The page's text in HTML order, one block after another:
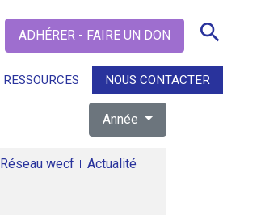
ADHÉRER - FAIRE UN DON search
RESSOURCES NOUS CONTACTER
search
Année
Réseau wecf Actualité